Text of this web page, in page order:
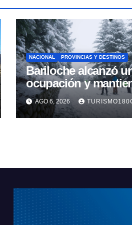
NACIONAL PROVINCIAS Y DESTINOS
Bariloche alcanzó
ocupación y
buenas
AGO 6, 2026